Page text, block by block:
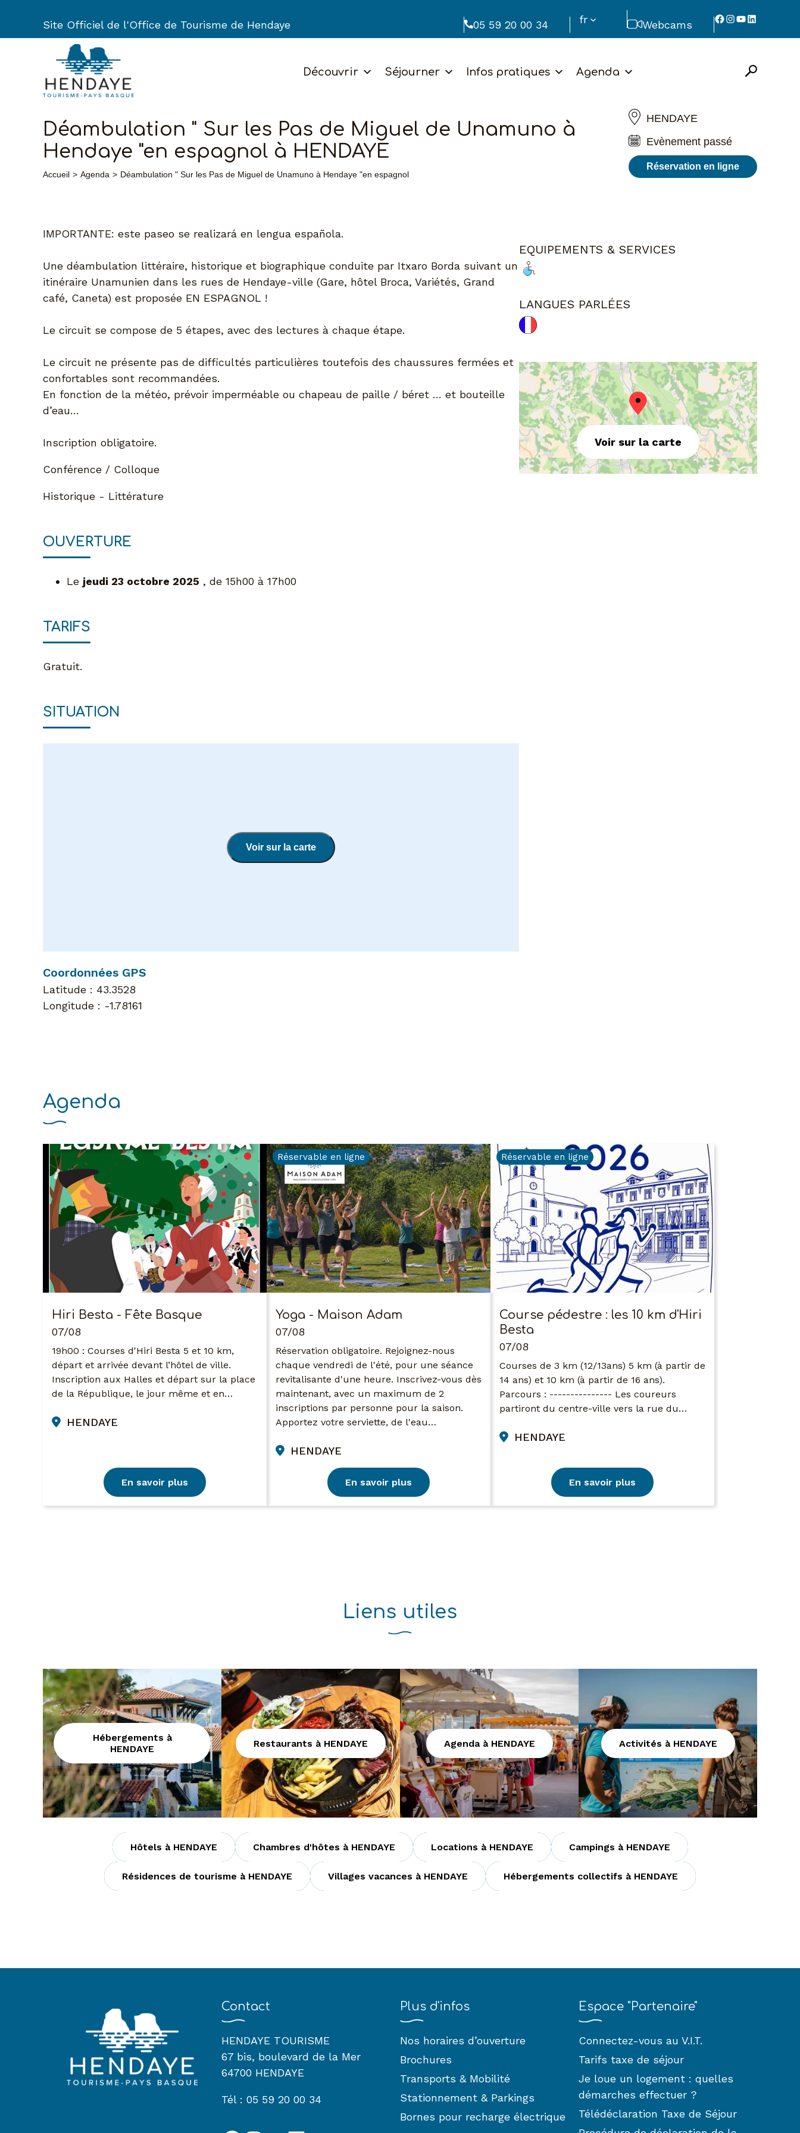
Site Officiel de l'Office de Tourisme de Hendaye 05 59 20 00 34 fr Webcams
Facebook
Instagram
YouTube
LinkedIn
Découvrir Séjourner Infos pratiques Agenda
Déambulation " Sur les Pas de Miguel de Unamuno à
Hendaye "en espagnol à HENDAYE
Accueil Agenda Déambulation " Sur les Pas de Miguel de Unamuno à Hendaye "en espagnol
HENDAYE
Evènement passé
Réservation en ligne
IMPORTANTE: este paseo se realizará en lengua española.
Une déambulation littéraire, historique et biographique conduite par Itxaro Borda suivant un
itinéraire Unamunien dans les rues de Hendaye-ville (Gare, hôtel Broca, Variétés, Grand
café, Caneta) est proposée EN ESPAGNOL !
Le circuit se compose de 5 étapes, avec des lectures à chaque étape.
Le circuit ne présente pas de difficultés particulières toutefois des chaussures fermées et
confortables sont recommandées.
En fonction de la météo, prévoir imperméable ou chapeau de paille / béret … et bouteille
d’eau…
Inscription obligatoire.
Conférence / Colloque
Historique - Littérature
OUVERTURE
Le jeudi 23 octobre 2025 , de 15h00 à 17h00
TARIFS
Gratuit.
SITUATION
Voir sur la carte
Coordonnées GPS
Latitude : 43.3528
Longitude : -1.78161
EQUIPEMENTS & SERVICES
LANGUES PARLÉES
Voir sur la carte
Agenda
Hiri Besta - Fête Basque
07/08
19h00 : Courses d'Hiri Besta 5 et 10 km,
départ et arrivée devant l’hôtel de ville.
Inscription aux Halles et départ sur la place
de la République, le jour même et en…
HENDAYE
En savoir plus
Réservable en ligne
Yoga - Maison Adam
07/08
Réservation obligatoire. Rejoignez-nous
chaque vendredi de l'été, pour une séance
revitalisante d'une heure. Inscrivez-vous dès
maintenant, avec un maximum de 2
inscriptions par personne pour la saison.
Apportez votre serviette, de l'eau…
HENDAYE
En savoir plus
Réservable en ligne
Course pédestre : les 10 km d'Hiri
Besta
07/08
Courses de 3 km (12/13ans) 5 km (à partir de
14 ans) et 10 km (à partir de 16 ans).
Parcours : --------------- Les coureurs
partiront du centre-ville vers la rue du…
HENDAYE
En savoir plus
Liens utiles
Hébergements à
HENDAYE
Restaurants à HENDAYE Agenda à HENDAYE Activités à HENDAYE
Hôtels à HENDAYE Chambres d'hôtes à HENDAYE Locations à HENDAYE Campings à HENDAYE
Résidences de tourisme à HENDAYE Villages vacances à HENDAYE Hébergements collectifs à HENDAYE
Contact
HENDAYE TOURISME
67 bis, boulevard de la Mer
64700 HENDAYE
Tél : 05 59 20 00 34
Plus d'infos
Nos horaires d’ouverture
Brochures
Transports & Mobilité
Stationnement & Parkings
Bornes pour recharge électrique
Espace "Partenaire"
Connectez-vous au V.I.T.
Tarifs taxe de séjour
Je loue un logement : quelles
démarches effectuer ?
Télédéclaration Taxe de Séjour